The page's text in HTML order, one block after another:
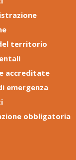
territorio
accreditate
emergenza
obbligatoria